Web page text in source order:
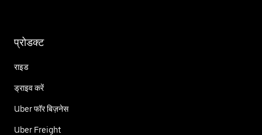
प्रोडक्ट
राइड
ड्राइव करें
Uber फॉर बिज़नेस
Uber Freight